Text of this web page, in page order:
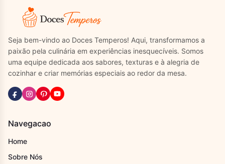
Seja bem-vindo ao Doces Temperos! Aqui, transformamos a
paixão pela culinária em experiências inesquecíveis. Somos
uma equipe dedicada aos sabores, texturas e à alegria de
cozinhar e criar memórias especiais ao redor da mesa.
Navegacao
Home
Sobre Nós